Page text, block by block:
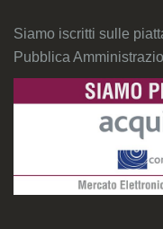
Siamo iscritti sulle
Pubblica